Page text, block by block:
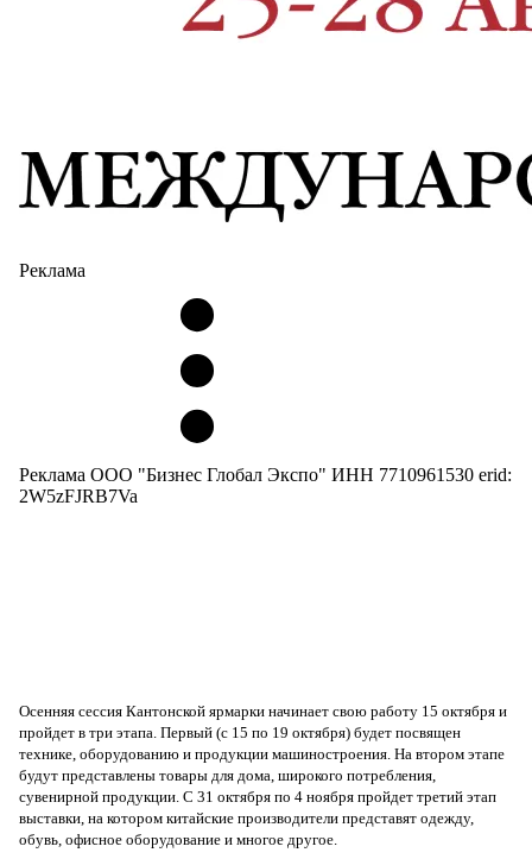
Реклама
Реклама ООО "Бизнес Глобал Экспо" ИНН 7710961530 erid:
2W5zFJRB7Va
Осенняя сессия Кантонской ярмарки начинает свою работу 15 октября и
пройдет в три этапа. Первый (с 15 по 19 октября) будет посвящен
технике, оборудованию и продукции машиностроения. На втором этапе
будут представлены товары для дома, широкого потребления,
сувенирной продукции. С 31 октября по 4 ноября пройдет третий этап
выставки, на котором китайские производители представят одежду,
обувь, офисное оборудование и многое другое.